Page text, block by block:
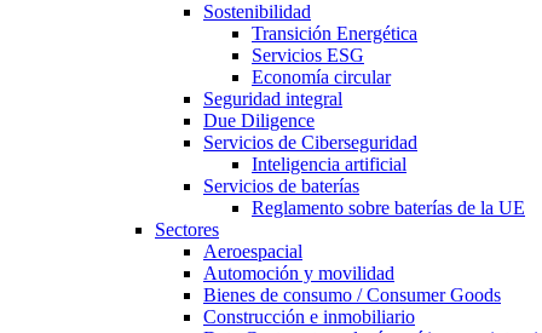
Sostenibilidad
Transición Energética
Servicios ESG
Economía circular
Seguridad integral
Due Diligence
Servicios de Ciberseguridad
Inteligencia artificial
Servicios de baterías
Reglamento sobre baterías de la UE
Sectores
Aeroespacial
Automoción y movilidad
Bienes de consumo / Consumer Goods
Construcción e inmobiliario